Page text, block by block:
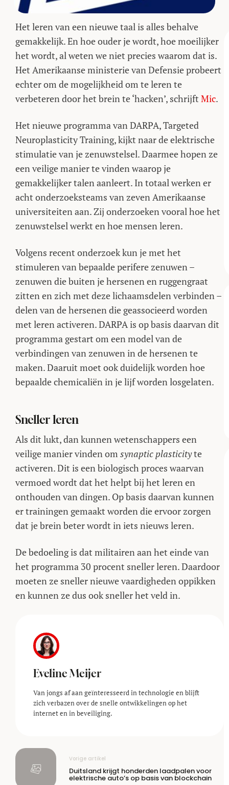
Het leren van een nieuwe taal is alles behalve
gemakkelijk. En hoe ouder je wordt, hoe moeilijker
het wordt, al weten we niet precies waarom dat is.
Het Amerikaanse ministerie van Defensie probeert
echter om de mogelijkheid om te leren te
verbeteren door het brein te ‘hacken’, schrijft Mic.
Het nieuwe programma van DARPA, Targeted
Neuroplasticity Training, kijkt naar de elektrische
stimulatie van je zenuwstelsel. Daarmee hopen ze
een veilige manier te vinden waarop je
gemakkelijker talen aanleert. In totaal werken er
acht onderzoeksteams van zeven Amerikaanse
universiteiten aan. Zij onderzoeken vooral hoe het
zenuwstelsel werkt en hoe mensen leren.
Volgens recent onderzoek kun je met het
stimuleren van bepaalde perifere zenuwen –
zenuwen die buiten je hersenen en ruggengraat
zitten en zich met deze lichaamsdelen verbinden –
delen van de hersenen die geassocieerd worden
met leren activeren. DARPA is op basis daarvan dit
programma gestart om een model van de
verbindingen van zenuwen in de hersenen te
maken. Daaruit moet ook duidelijk worden hoe
bepaalde chemicaliën in je lijf worden losgelaten.
Sneller leren
Als dit lukt, dan kunnen wetenschappers een
veilige manier vinden om synaptic plasticityte
activeren. Dit is een biologisch proces waarvan
vermoed wordt dat het helpt bij het leren en
onthouden van dingen. Op basis daarvan kunnen
er trainingen gemaakt worden die ervoor zorgen
dat je brein beter wordt in iets nieuws leren.
De bedoeling is dat militairen aan het einde van
het programma 30 procent sneller leren. Daardoor
moeten ze sneller nieuwe vaardigheden oppikken
en kunnen ze dus ook sneller het veld in.
Eveline Meijer
Van jongs af aan geïnteresseerd in technologie en blijft
zich verbazen over de snelle ontwikkelingen op het
internet en in beveiliging.
Vorige artikel
Duitsland krijgt honderden laadpalen voor
elektrische auto’s op basis van blockchain